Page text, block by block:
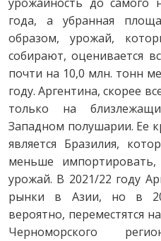
года, а убранная
образом, урожай,
собирают, оценивается
почти на 10,0 млн. тонн
году. Аргентина, скорее
только на
Западном полушарии. Ее
является Бразилия,
меньше
урожай. В 2021/22 году
рынки в Азии, но в
вероятно, переместятся
Черноморского